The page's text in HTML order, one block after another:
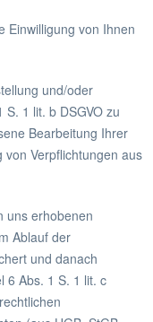
Einwilligung von Ihnen
und/oder
1 lit. b DSGVO zu
Bearbeitung Ihrer
von Verpflichtungen aus
uns erhobenen
Ablauf der
und danach
6 Abs. 1 S. 1 lit. c